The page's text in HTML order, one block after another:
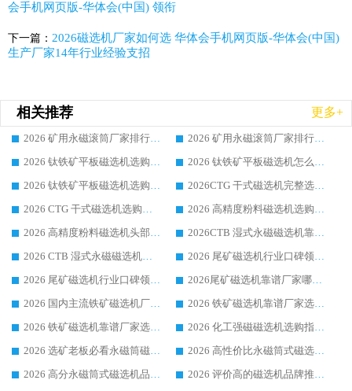
会手机网页版-华体会(中国) 领衔
下一篇： 2026磁选机厂家如何选 华体会手机网页版-华体会(中国)
生产厂家14年行业经验支招
相关推荐 更多+
2026 矿用永磁滚筒厂家排行榜选购干货指南 行业口碑标杆华体会手机网页版-华体会(中国) 实力出众
2026 矿用永磁滚筒厂家排行榜选购指南，行业口碑领域强者华体会手机网页版-华体会(中国)
2026 钛铁矿平板磁选机选购全攻略 市场公认优质品牌厂家实力排行榜
2026 钛铁矿平板磁选机怎么选 靠谱生产企业实力排行榜选购参考攻略
2026 钛铁矿平板磁选机选购指南 行业口碑优选品牌生产企业实力排行榜
2026CTG 干式磁选机完整选购指南 行业口碑顶尖靠谱生产龙头厂家实力推荐
2026 CTG 干式磁选机选购指南|行业口碑靠谱生产厂家领域强者推荐
2026 高精度粉料磁选机选购全攻略 行业优质品牌华体会手机网页版-华体会(中国) 实力深度解析
2026 高精度粉料磁选机头部厂家选购指南 行业口碑靠谱品牌推荐 领域强者华体会手机网页版-华体会(中国) 解析
2026CTB 湿式永磁磁选机靠谱厂家实力排行榜 铁矿选矿设备采购全流程选购指南
2026 CTB 湿式永磁磁选机选购指南|行业口碑良好品牌推荐，领域强者华体会手机网页版-华体会(中国)
2026 尾矿磁选机行业口碑领域强者，源头直供国内主流厂家华体会手机网页版-华体会(中国) 一站式服务
2026 尾矿磁选机行业口碑领域强者，源头直供国内主流厂家华体会手机网页版-华体会(中国) 一站式服务
2026尾矿磁选机靠谱厂家哪家好 行业口碑领域强者华体会手机网页版-华体会(中国) 推荐
2026 国内主流铁矿磁选机厂家选购指南|行业口碑好品牌推荐，领域强者华体会手机网页版-华体会(中国)
2026 铁矿磁选机靠谱厂家选购全攻略 行业标杆华体会手机网页版-华体会(中国) 设备性价比出众
2026 铁矿磁选机靠谱厂家选购指南，领域强者华体会手机网页版-华体会(中国) 铁矿磁选机性价比高
2026 化工强磁磁选机选购指南 5 家行业口碑靠谱厂家领域强者推荐
2026 选矿老板必看永磁筒磁选机推荐 行业头部品牌口碑设备选购全攻略
2026 高性价比永磁筒式磁选机品牌盘点 行业强者口碑实测选购完整指南
2026 高分永磁筒式磁选机品牌推荐 选矿设备强者对比测评采购避坑全攻略
2026 评价高的磁选机品牌推荐选购指南，永磁筒式磁选机设备领域强者全景行业口碑解析